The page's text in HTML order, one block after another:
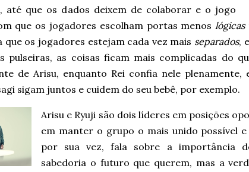
até que os dados deixem de colaborar e o jogo
que os jogadores escolham portas menoslógicas
os jogadores estejam cada vez mais separados,
pulseiras, as coisas ficam mais complicadas do
de Arisu, enquanto Rei confia nele
sigam juntos e cuidem do seu bebê, por exemplo.
Arisu e Ryuji são dois líderes em posições
em manter o grupo o mais unido possível
por sua vez, fala sobre a importância
sabedoria o futuro que querem, mas a